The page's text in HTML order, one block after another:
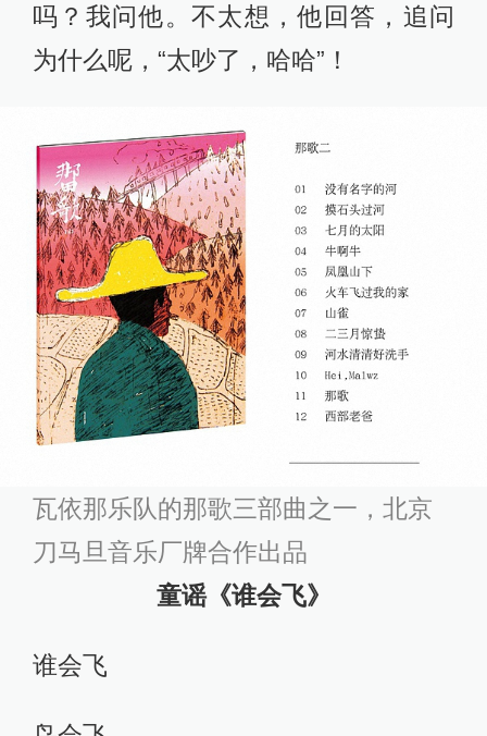
吗？我问他。不太想，他回答，追问
为什么呢，“太吵了，哈哈”！
瓦依那乐队的那歌三部曲之一，北京
刀马旦音乐厂牌合作出品
童谣《谁会飞》
谁会飞